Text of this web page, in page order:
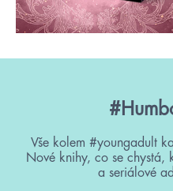
Vše kolem #youngadult
Nové knihy, co se chystá,
a seriálové